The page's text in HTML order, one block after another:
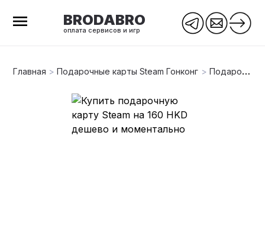
BRODABRO
оплата сервисов и игр
Главная >Подарочные карты Steam Гонконг >Подарочные карты Steam на 160 HKD (Гонконг)